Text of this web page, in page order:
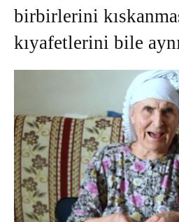
birbirlerini
kıyafetlerini bile